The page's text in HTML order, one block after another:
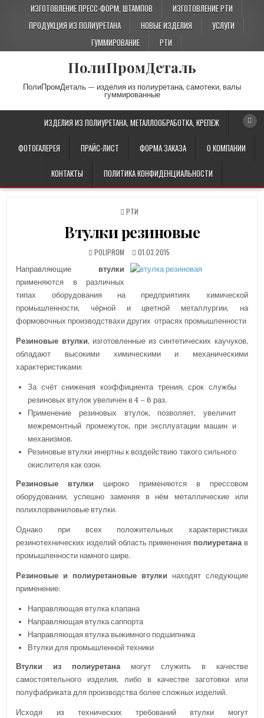
ИЗГОТОВЛЕНИЕ ПРЕСС-ФОРМ, ШТАМПОВ
ИЗГОТОВЛЕНИЕ РТИ
ПРОДУКЦИЯ ИЗ ПОЛИУРЕТАНА
НОВЫЕ ИЗДЕЛИЯ
УСЛУГИ
ГУММИРОВАНИЕ
РТИ
ПолиПромДеталь
ПолиПромДеталь — изделия из полиуретана, самотеки, валы
гуммированные
ИЗДЕЛИЯ ИЗ ПОЛИУРЕТАНА, МЕТАЛЛООБРАБОТКА, КРЕПЕЖ
ФОТОГАЛЕРЕЯ ПРАЙС-ЛИСТ ФОРМА ЗАКАЗА О КОМПАНИИ
КОНТАКТЫ ПОЛИТИКА КОНФИДЕНЦИАЛЬНОСТИ
P
S
T
РТИ
Втулки резиновые
POLIPROM 01.03.2015
Направляющие втулки
применяются в различных
типах оборудования на предприятиях химической
промышленности, чёрной и цветной металлургии, на
формовочных производствахи других отрасях промышленности
Резиновые втулки, изготовленные из синтетических каучуков,
обладают высокими химическими и механическими
характеристиками:
За счёт снижения коэффициента трения, срок службы
резиновых втулок увеличен в 4 – 6 раз.
Применение резиновых втулок, позволяет, увеличит
межремонтный промежуток, при эксплуатации машин и
механизмов.
Резиновые втулки инертны к воздействию такого сильного
окислителя как озон.
Резиновые втулки широко применяются в прессовом
оборудовании, успешно заменяя в нём металлические или
полихлорвиниловые втулки.
Однако при всех положительных характеристиках
резинотехнических изделий область применения полиуретанав
промышленности намного шире.
Резиновые и полиуретановые втулки находят следующие
применение:
Направляющая втулка клапана
Направляющая втулка саппорта
Направляющая втулка выжимного подшипника
Втулки для промышленной техники
Втулки из полиуретанамогут служить в качестве
самостоятельного изделия, либо в качестве заготовки или
полуфабриката для производства более сложных изделий.
Исходя из технических требований втулки могут